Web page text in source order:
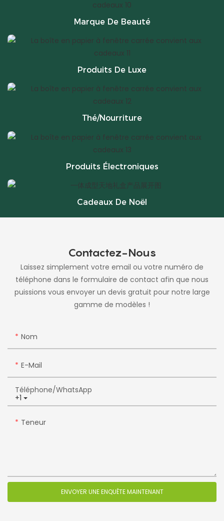
Marque De Beauté
Produits De Luxe
Thé/Nourriture
Produits Électroniques
Cadeaux De Noël
Contactez-Nous
Laissez simplement votre email ou votre numéro de
téléphone dans le formulaire de contact afin que nous
puissions vous envoyer un devis gratuit pour notre large
gamme de modèles !
Nom
E-Mail
+1
Téléphone/WhatsApp
Teneur
ENVOYER UNE ENQUÊTE MAINTENANT